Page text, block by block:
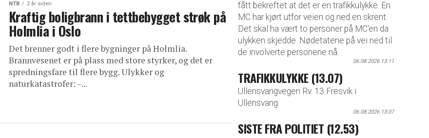
NTB 2 år siden
Kraftig boligbrann i tettbebygget strøk på
Holmlia i Oslo
Det brenner godt i flere bygninger på Holmlia.
Brannvesenet er på plass med store styrker, og det er
spredningsfare til flere bygg. Ulykker og
naturkatastrofer: –...
fått bekreftet at det er en trafikkulykke. En
MC har kjørt utfor veien og ned en skrent.
Det skal ha vært to personer på MC'en da
ulykken skjedde. Nødetatene på vei ned til
de involverte personene nå.
06.08.2026 13:11
TRAFIKKULYKKE (13.07)
Ullensvangvegen Rv. 13 Fresvik i
Ullensvang.
06.08.2026 13:07
SISTE FRA POLITIET (12.53)